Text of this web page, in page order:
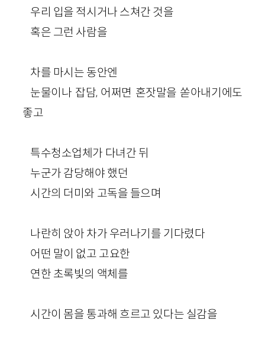
우리 입을 적시거나 스쳐간 것을
혹은 그런 사람을
차를 마시는 동안엔
눈물이나 잡담, 어쩌면 혼잣말을 쏟아내기에도
좋고
특수청소업체가 다녀간 뒤
누군가 감당해야 했던
시간의 더미와 고독을 들으며
나란히 앉아 차가 우러나기를 기다렸다
어떤 말이 없고 고요한
연한 초록빛의 액체를
시간이 몸을 통과해 흐르고 있다는 실감을